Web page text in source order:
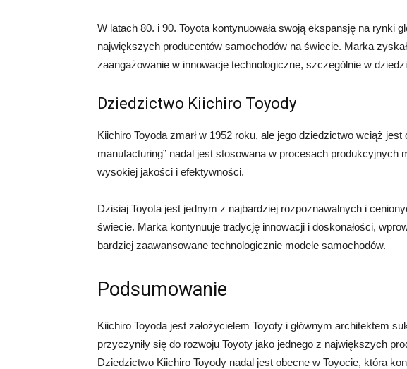
W latach 80. i 90. Toyota kontynuowała swoją ekspansję na rynki
największych producentów samochodów na świecie. Marka
zaangażowanie w innowacje technologiczne, szczególnie w
Dziedzictwo Kiichiro Toyody
Kiichiro Toyoda zmarł w 1952 roku, ale jego dziedzictwo wciąż
manufacturing” nadal jest stosowana w procesach produkcyjnych
wysokiej jakości i efektywności.
Dzisiaj Toyota jest jednym z najbardziej rozpoznawalnych i
świecie. Marka kontynuuje tradycję innowacji i doskonałości,
bardziej zaawansowane technologicznie modele samochodów.
Podsumowanie
Kiichiro Toyoda jest założycielem Toyoty i głównym architektem
przyczyniły się do rozwoju Toyoty jako jednego z największych
Dziedzictwo Kiichiro Toyody nadal jest obecne w Toyocie, która